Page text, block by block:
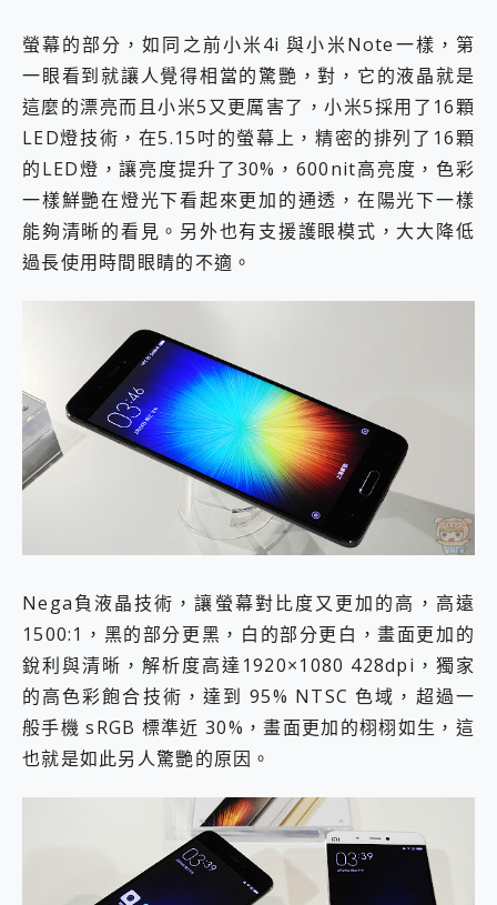
螢幕的部分，如同之前小米4i 與小米Note一樣，第
一眼看到就讓人覺得相當的驚艷，對，它的液晶就是
這麼的漂亮而且小米5又更厲害了，小米5採用了16顆
LED燈技術，在5.15吋的螢幕上，精密的排列了16顆
的LED燈，讓亮度提升了30%，600nit高亮度，色彩
一樣鮮艷在燈光下看起來更加的通透，在陽光下一樣
能夠清晰的看見。另外也有支援護眼模式，大大降低
過長使用時間眼睛的不適。
Nega負液晶技術，讓螢幕對比度又更加的高，高遠
1500:1，黑的部分更黑，白的部分更白，畫面更加的
銳利與清晰，解析度高達1920×1080 428dpi，獨家
的高色彩飽合技術，達到 95% NTSC 色域，超過一
般手機 sRGB 標準近 30%，畫面更加的栩栩如生，這
也就是如此另人驚艷的原因。